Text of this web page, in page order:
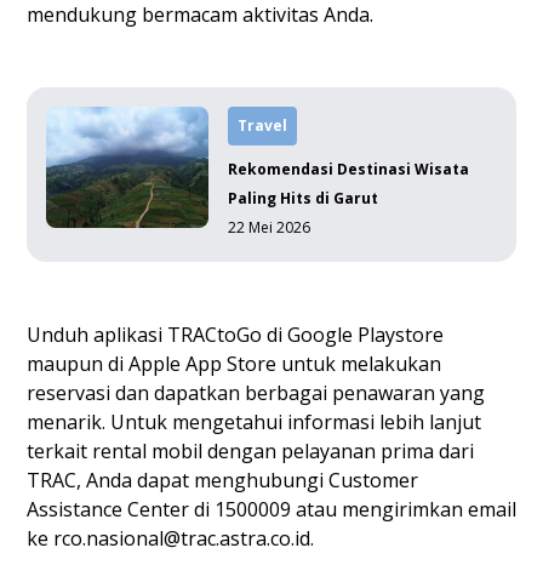
mendukung bermacam aktivitas Anda.
Travel
Rekomendasi Destinasi Wisata
Paling Hits di Garut
22 Mei 2026
Unduh aplikasi TRACtoGo di Google Playstore
maupun di Apple App Store untuk melakukan
reservasi dan dapatkan berbagai penawaran yang
menarik. Untuk mengetahui informasi lebih lanjut
terkait rental mobil dengan pelayanan prima dari
TRAC, Anda dapat menghubungi Customer
Assistance Center di 1500009 atau mengirimkan email
ke rco.nasional@trac.astra.co.id.